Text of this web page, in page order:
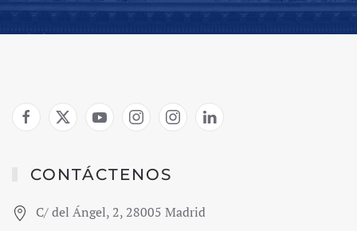
CONTÁCTENOS
C/ del Ángel, 2, 28005 Madrid